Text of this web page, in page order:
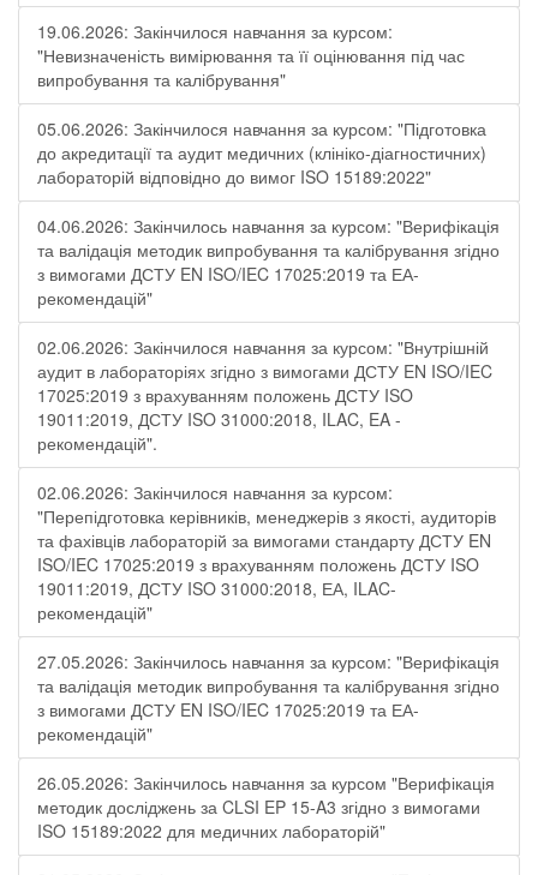
19.06.2026: Закінчилося навчання за курсом:
"Невизначеність вимірювання та її оцінювання під час
випробування та калібрування"
05.06.2026: Закінчилося навчання за курсом: "Підготовка
до акредитації та аудит медичних (клініко-діагностичних)
лабораторій відповідно до вимог ISO 15189:2022"
04.06.2026: Закінчилось навчання за курсом: "Верифікація
та валідація методик випробування та калібрування згідно
з вимогами ДСТУ EN ISO/IEC 17025:2019 та ЕА-
рекомендацій"
02.06.2026: Закінчилося навчання за курсом: "Внутрішній
аудит в лабораторіях згідно з вимогами ДСТУ EN ISO/IEC
17025:2019 з врахуванням положень ДСТУ ISO
19011:2019, ДСТУ ISO 31000:2018, ILAC, EA -
рекомендацій".
02.06.2026: Закінчилося навчання за курсом:
"Перепідготовка керівників, менеджерів з якості, аудиторів
та фахівців лабораторій за вимогами стандарту ДСТУ EN
ISO/IEC 17025:2019 з врахуванням положень ДСТУ ISO
19011:2019, ДСТУ ISO 31000:2018, ЕА, ILAC-
рекомендацій"
27.05.2026: Закінчилось навчання за курсом: "Верифікація
та валідація методик випробування та калібрування згідно
з вимогами ДСТУ EN ISO/IEC 17025:2019 та ЕА-
рекомендацій"
26.05.2026: Закінчилось навчання за курсом "Верифікація
методик досліджень за CLSI EP 15-A3 згідно з вимогами
ISO 15189:2022 для медичних лабораторій"